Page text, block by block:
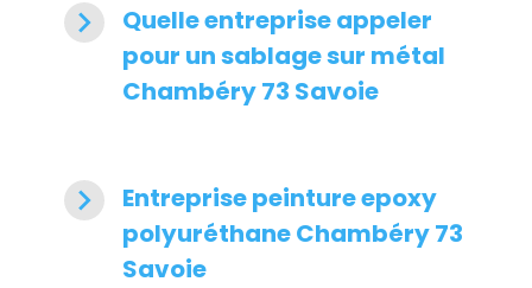
navigate_next Quelle entreprise appeler
pour un sablage sur métal
Chambéry 73 Savoie
navigate_next Entreprise peinture epoxy
polyuréthane Chambéry 73
Savoie